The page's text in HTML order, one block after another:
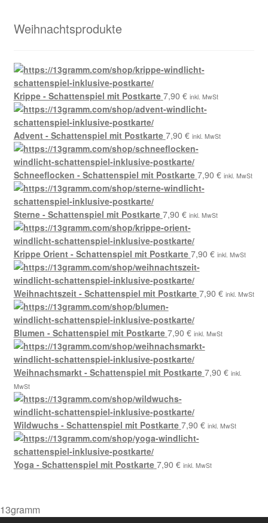
Weihnachtsprodukte
Krippe - Schattenspiel mit Postkarte 7,90 € inkl. MwSt
Advent - Schattenspiel mit Postkarte 7,90 € inkl. MwSt
Schneeflocken - Schattenspiel mit Postkarte 7,90 € inkl. MwSt
Sterne - Schattenspiel mit Postkarte 7,90 € inkl. MwSt
Krippe Orient - Schattenspiel mit Postkarte 7,90 € inkl. MwSt
Weihnachtszeit - Schattenspiel mit Postkarte 7,90 € inkl. MwSt
Blumen - Schattenspiel mit Postkarte 7,90 € inkl. MwSt
Weihnachsmarkt - Schattenspiel mit Postkarte 7,90 € inkl.
MwSt
Wildwuchs - Schattenspiel mit Postkarte 7,90 € inkl. MwSt
Yoga - Schattenspiel mit Postkarte 7,90 € inkl. MwSt
13gramm